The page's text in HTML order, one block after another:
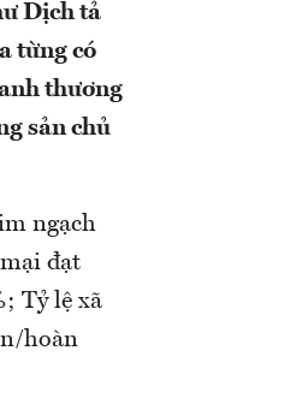
Dịch tả
từng có
thương
sản chủ
ngạch
đạt
Tỷ lệ xã
hoàn